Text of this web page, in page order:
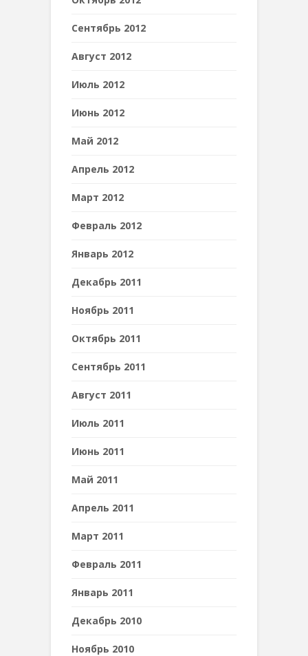
Сентябрь 2012
Август 2012
Июль 2012
Июнь 2012
Май 2012
Апрель 2012
Март 2012
Февраль 2012
Январь 2012
Декабрь 2011
Ноябрь 2011
Октябрь 2011
Сентябрь 2011
Август 2011
Июль 2011
Июнь 2011
Май 2011
Апрель 2011
Март 2011
Февраль 2011
Январь 2011
Декабрь 2010
Ноябрь 2010